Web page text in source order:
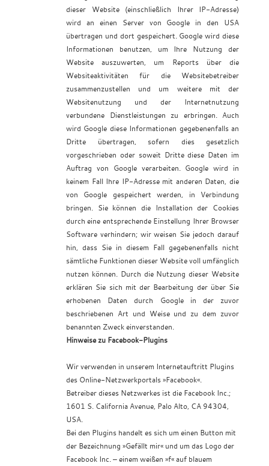
dieser Website (einschließlich Ihrer IP-Adresse)
wird an einen Server von Google in den USA
übertragen und dort gespeichert. Google wird diese
Informationen benutzen, um Ihre Nutzung der
Website auszuwerten, um Reports über die
Websiteaktivitäten für die Websitebetreiber
zusammenzustellen und um weitere mit der
Websitenutzung und der Internetnutzung
verbundene Dienstleistungen zu erbringen. Auch
wird Google diese Informationen gegebenenfalls an
Dritte übertragen, sofern dies gesetzlich
vorgeschrieben oder soweit Dritte diese Daten im
Auftrag von Google verarbeiten. Google wird in
keinem Fall Ihre IP-Adresse mit anderen Daten, die
von Google gespeichert werden, in Verbindung
bringen. Sie können die Installation der Cookies
durch eine entsprechende Einstellung Ihrer Browser
Software verhindern; wir weisen Sie jedoch darauf
hin, dass Sie in diesem Fall gegebenenfalls nicht
sämtliche Funktionen dieser Website voll umfänglich
nutzen können. Durch die Nutzung dieser Website
erklären Sie sich mit der Bearbeitung der über Sie
erhobenen Daten durch Google in der zuvor
beschriebenen Art und Weise und zu dem zuvor
benannten Zweck einverstanden.
Hinweise zu Facebook-Plugins
Wir verwenden in unserem Internetauftritt Plugins
des Online-Netzwerkportals »Facebook«.
Betreiber dieses Netzwerkes ist die Facebook Inc.;
1601 S. California Avenue, Palo Alto, CA 94304,
USA.
Bei den Plugins handelt es sich um einen Button mit
der Bezeichnung »Gefällt mir« und um das Logo der
Facebook Inc. – einem weißen »f« auf blauem